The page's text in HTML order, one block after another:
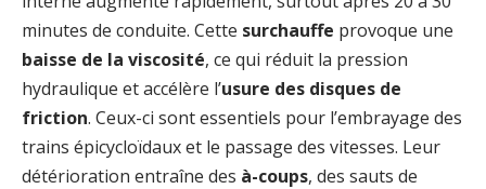
minutes de conduite. Cette surchauffe provoque une
baisse de la viscosité, ce qui réduit la pression
hydraulique et accélère l’usure des disques de
friction. Ceux-ci sont essentiels pour l’embrayage des
trains épicycloïdaux et le passage des vitesses. Leur
détérioration entraîne des à-coups, des sauts de